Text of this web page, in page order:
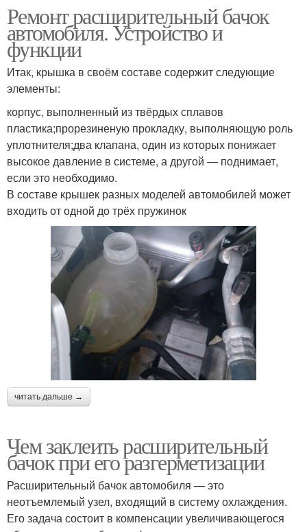
Ремонт расширительный бачок
автомобиля. Устройство и
функции
Итак, крышка в своём составе содержит следующие
элементы:
корпус, выполненный из твёрдых сплавов
пластика;прорезиненую прокладку, выполняющую роль
уплотнителя;два клапана, один из которых понижает
высокое давление в системе, а другой — поднимает,
если это необходимо.
В составе крышек разных моделей автомобилей может
входить от одной до трёх пружинок
читать дальше →
Чем заклеить расширительный
бачок при его разгерметизации
Расширительный бачок автомобиля — это
неотъемлемый узел, входящий в систему охлаждения.
Его задача состоит в компенсации увеличивающегося